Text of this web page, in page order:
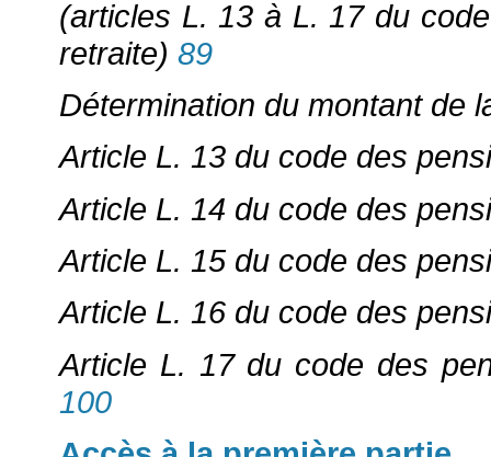
(articles L. 13 à L. 17 du
retraite) 89
Détermination du montant de
Article L. 13 du code des
Article L. 14 du code des
Article L. 15 du code des
Article L. 16 du code des
Article L. 17 du code des
100